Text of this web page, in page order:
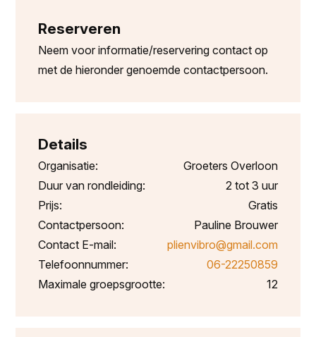
Reserveren
Neem voor informatie/reservering contact op
met de hieronder genoemde contactpersoon.
Details
Organisatie:
Groeters Overloon
Duur van rondleiding:
2 tot 3 uur
Prijs:
Gratis
Contactpersoon:
Pauline Brouwer
Contact E-mail:
plienvibro@gmail.com
Telefoonnummer:
06-22250859
Maximale groepsgrootte:
12